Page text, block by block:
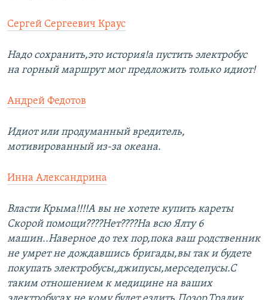
Сергей Сергеевич Краус
Надо сохранить,это история!а пустить электробус
на горный маршрут мог предложить только идиот!
Андрей Федотов
Идиот или продуманный вредитель,
мотивированный из-за океана.
Инна Александрина
Власти Крыма!!!!А вы не хотете купить кареты
Скорой помощи????Нет????На всю Ялту 6
машин..Наверное до тех пор,пока ваш родственник
не умрет не дождавшись бригады,вы так и будете
покупать электробусы,джипусы,мерседепусы.С
таким отношением к медицине на ваших